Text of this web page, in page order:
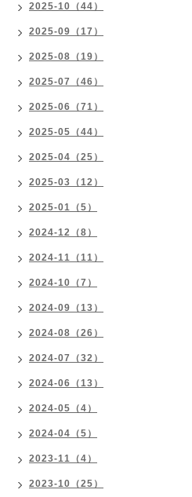
2025-10（44）
2025-09（17）
2025-08（19）
2025-07（46）
2025-06（71）
2025-05（44）
2025-04（25）
2025-03（12）
2025-01（5）
2024-12（8）
2024-11（11）
2024-10（7）
2024-09（13）
2024-08（26）
2024-07（32）
2024-06（13）
2024-05（4）
2024-04（5）
2023-11（4）
2023-10（25）